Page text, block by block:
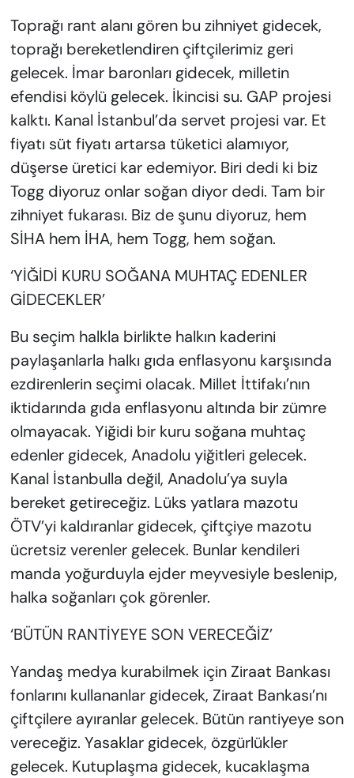
Toprağı rant alanı gören bu zihniyet gidecek,
toprağı bereketlendiren çiftçilerimiz geri
gelecek. İmar baronları gidecek, milletin
efendisi köylü gelecek. İkincisi su. GAP projesi
kalktı. Kanal İstanbul’da servet projesi var. Et
fiyatı süt fiyatı artarsa tüketici alamıyor,
düşerse üretici kar edemiyor. Biri dedi ki biz
Togg diyoruz onlar soğan diyor dedi. Tam bir
zihniyet fukarası. Biz de şunu diyoruz, hem
SİHA hem İHA, hem Togg, hem soğan.
‘YİĞİDİ KURU SOĞANA MUHTAÇ EDENLER
GİDECEKLER’
Bu seçim halkla birlikte halkın kaderini
paylaşanlarla halkı gıda enflasyonu karşısında
ezdirenlerin seçimi olacak. Millet İttifakı’nın
iktidarında gıda enflasyonu altında bir zümre
olmayacak. Yiğidi bir kuru soğana muhtaç
edenler gidecek, Anadolu yiğitleri gelecek.
Kanal İstanbulla değil, Anadolu’ya suyla
bereket getireceğiz. Lüks yatlara mazotu
ÖTV’yi kaldıranlar gidecek, çiftçiye mazotu
ücretsiz verenler gelecek. Bunlar kendileri
manda yoğurduyla ejder meyvesiyle beslenip,
halka soğanları çok görenler.
‘BÜTÜN RANTİYEYE SON VERECEĞİZ’
Yandaş medya kurabilmek için Ziraat Bankası
fonlarını kullananlar gidecek, Ziraat Bankası’nı
çiftçilere ayıranlar gelecek. Bütün rantiyeye son
vereceğiz. Yasaklar gidecek, özgürlükler
gelecek. Kutuplaşma gidecek, kucaklaşma